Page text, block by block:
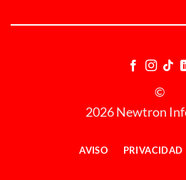
©
2026 Newtron
AVISO PRIVACIDAD